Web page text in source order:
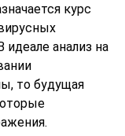
курс
анализ на
то будущая